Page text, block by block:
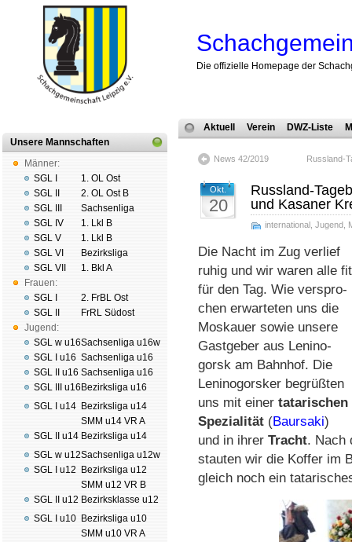
Die offizielle Homepage der
Unsere Mannschaften
Männer:
SGL I
SGL II
SGL III
SGL IV
SGL V
SGL VI
SGL VII
Frauen:
SGL I
SGL II
Jugend:
SGL w u16
SGL I u16
SGL II u16
SGL III u16
SGL I u14
SGL II u14
SGL w u12
SGL I u12
SGL II u12
SGL I u10
1. OL Ost
2. OL Ost B
Sachsenliga
1. Lkl B
1. Lkl B
Bezirksliga
1. Bkl A
2. FrBL Ost
FrRL Südost
Sachsenliga u16w
Sachsenliga u16
Sachsenliga u16
Bezirksliga u16
Bezirksliga u14
SMM u14 VR A
Bezirksliga u14
Sachsenliga u12w
Bezirksliga u12
SMM u12 VR B
Bezirksklasse u12
Bezirksliga u10
SMM u10 VR A
Aktuell Verein DWZ-Liste
News 42/2019 Russland-
Okt.
20
Russland-
und Kasaner
international Jugend
Die Nacht im Zug ver­lief
ruhig und wir waren alle fit
für den Tag. Wie ver­spro­
chen er­war­te­ten uns die
Mos­kauer sowie unsere
Gast­ge­ber aus Le­ni­no­
gorsk am Bahn­hof. Die
Le­ni­no­gors­ker be­grüß­ten
uns mit einer ta­ta­ri­schen
Spe­zia­li­tät (Baur­saki)
und in ihrer Tracht. Nach
stau­ten wir die Kof­fer im
gleich noch ein